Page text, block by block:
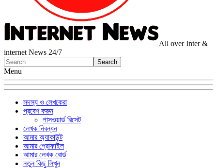
All over Inter &
internet News 24/7
Menu
সদস্য ও লেখকেরা
প্রবেশ করুন
পাসওয়ার্ড রিসেট
লেখক নিবন্ধন
আমার অ্যাকাউন্ট
আমার প্রোফাইল
আমার লেখক বোর্ড
নতুন কিছু লিখুন